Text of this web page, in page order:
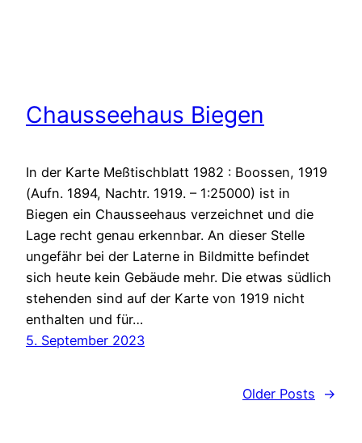
Chausseehaus Biegen
In der Karte Meßtischblatt 1982 : Boossen, 1919
(Aufn. 1894, Nachtr. 1919. – 1:25000) ist in
Biegen ein Chausseehaus verzeichnet und die
Lage recht genau erkennbar. An dieser Stelle
ungefähr bei der Laterne in Bildmitte befindet
sich heute kein Gebäude mehr. Die etwas südlich
stehenden sind auf der Karte von 1919 nicht
enthalten und für…
5. September 2023
Older Posts →